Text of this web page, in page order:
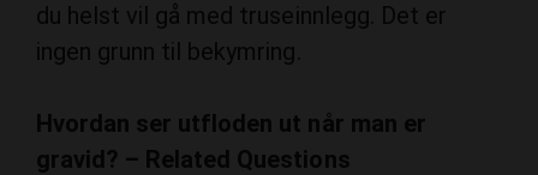
du helst vil gå med truseinnlegg. Det er
ingen grunn til bekymring.
Hvordan ser utfloden ut når man er
gravid? – Related Questions